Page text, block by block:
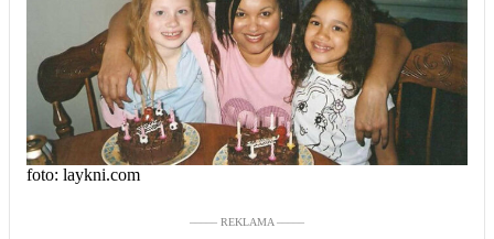
foto: laykni.com
––––– REKLAMA –––––